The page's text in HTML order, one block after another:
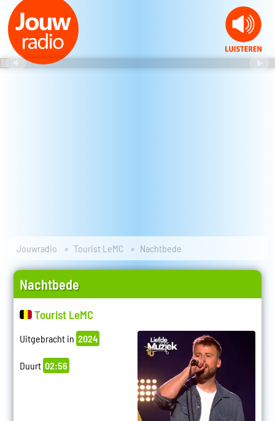
Jouwradio Tourist LeMC Nachtbede
Nachtbede
Tourist LeMC
Uitgebracht in 2024
Duurt 02:56